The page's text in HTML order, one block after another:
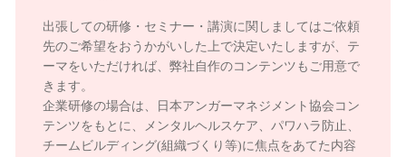
出張しての研修・セミナー・講演に関しましてはご依頼
先のご希望をおうかがいした上で決定いたしますが、テ
ーマをいただければ、弊社自作のコンテンツもご用意で
きます。
企業研修の場合は、日本アンガーマネジメント協会コン
テンツをもとに、メンタルヘルスケア、パワハラ防止、
チームビルディング(組織づくり等)に焦点をあてた内容